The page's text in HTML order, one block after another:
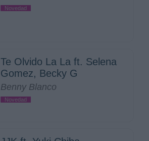
Novedad
Te Olvido La La ft. Selena
Gomez, Becky G
Benny Blanco
Novedad